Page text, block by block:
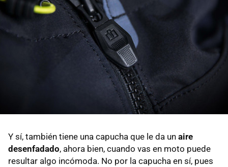
Y sí, también tiene una capucha que le da un aire
desenfadado, ahora bien, cuando vas en moto puede
resultar algo incómoda. No por la capucha en sí, pues